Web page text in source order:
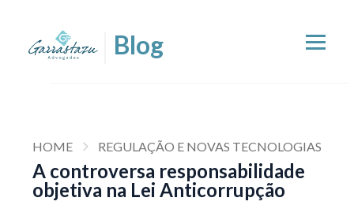
HOME REGULAÇÃO E NOVAS TECNOLOGIAS
A controversa responsabilidade
objetiva na Lei Anticorrupção